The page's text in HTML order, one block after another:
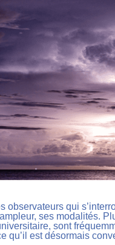
observateurs qui
ses modalités.
sont
qu’il est désormais